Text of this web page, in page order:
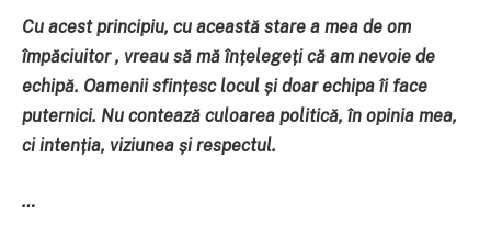
Cu acest principiu, cu această stare a mea de om
împăciuitor , vreau să mă înțelegeți că am nevoie de
echipă. Oamenii sfințesc locul și doar echipa îi face
puternici. Nu contează culoarea politică, în opinia mea,
ci intenția, viziunea și respectul.
…